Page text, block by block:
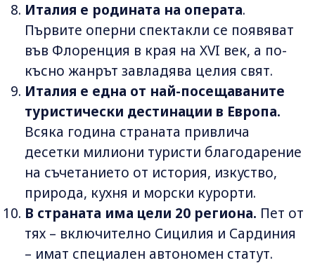
Италия е родината на операта.
Първите оперни спектакли се появяват
във Флоренция в края на XVI век, а по-
късно жанрът завладява целия свят.
Италия е една от най-посещаваните
туристически дестинации в Европа.
Всяка година страната привлича
десетки милиони туристи благодарение
на съчетанието от история, изкуство,
природа, кухня и морски курорти.
В страната има цели 20 региона. Пет от
тях – включително Сицилия и Сардиния
– имат специален автономен статут.